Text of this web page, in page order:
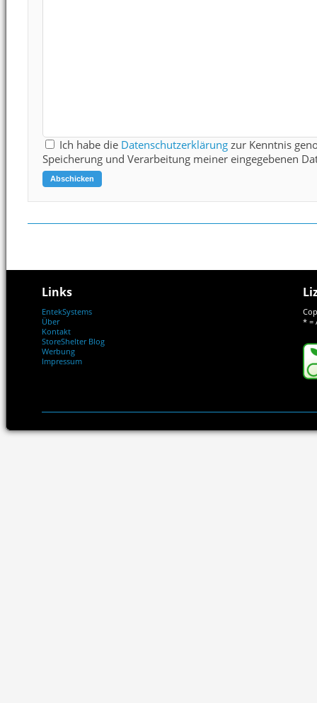
Ich habe die Datenschutzerklärung zur Kenntnis
Speicherung und Verarbeitung meiner eingegebenen
Links
EntekSystems
Über
Kontakt
StoreShelter Blog
Werbung
Impressum
* =